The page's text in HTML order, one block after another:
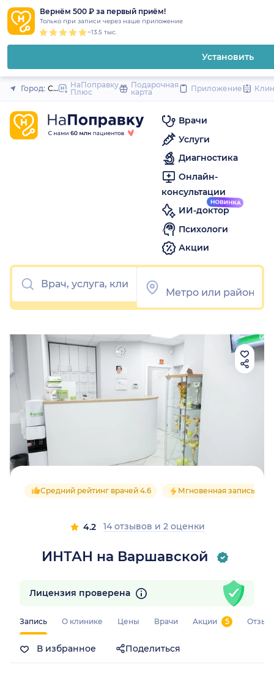
Вернём 500 ₽ за первый приём!
Только при записи через наше приложение
~13.5 тыс.
Установить
Закрыть
Город: Санкт-Петербург
НаПоправку
Плюс
Подарочная
карта
Приложение
Врачи
Услуги
Диагностика
Онлайн-
консультации
ИИ-доктор
Психологи
Акции
ИНТАН на Варшавской
Средний рейтинг врачей 4.6 Мгновенная запись
4.2 14 отзывов и 2 оценки
Запись О клинике Цены Врачи Акции 5
В избранное Поделиться
Лицензия проверена